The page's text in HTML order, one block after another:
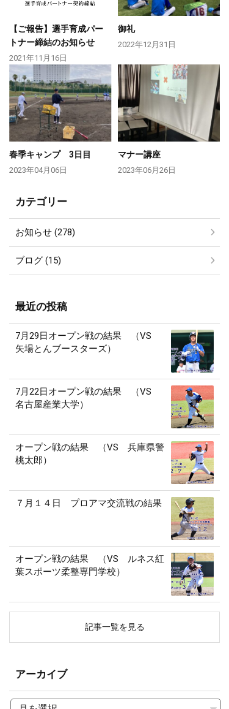
【ご報告】選手育成パー
トナー締結のお知らせ
2021年11月16日
御礼
2022年12月31日
春季キャンプ 3日目
2023年04月06日
マナー講座
2023年06月26日
カテゴリー
お知らせ (278)
ブログ (15)
最近の投稿
7月29日オープン戦の結果 （VS
矢場とんブースターズ）
7月22日オープン戦の結果 （VS
名古屋産業大学）
オープン戦の結果 （VS 兵庫県警
桃太郎）
７月１４日 プロアマ交流戦の結果
オープン戦の結果 （VS ルネス紅
葉スポーツ柔整専門学校）
記事一覧を見る
アーカイブ